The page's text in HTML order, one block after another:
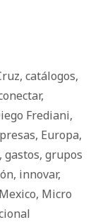
, catálogos,
,
Frediani,
, Europa,
, gastos, grupos
, innovar,
Mexico, Micro